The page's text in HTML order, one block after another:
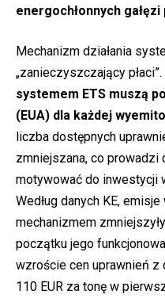
energochłonnych gałęzi
Mechanizm działania
„zanieczyszczający płaci”.
systemem ETS muszą
(EUA) dla każdej
liczba dostępnych
zmniejszana, co prowadzi
motywować do inwestycji
Według danych KE,
mechanizmem
początku jego
wzroście cen uprawnień z
110 EUR za tonę w